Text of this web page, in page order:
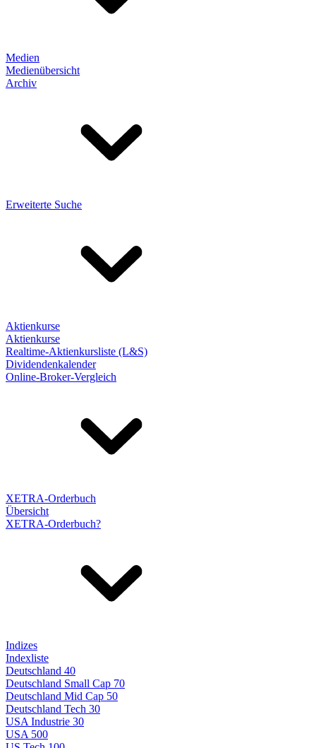
Medien
Medienübersicht
Archiv
Erweiterte Suche
Aktienkurse
Aktienkurse
Realtime-Aktienkursliste (L&S)
Dividendenkalender
Online-Broker-Vergleich
XETRA-Orderbuch
Übersicht
XETRA-Orderbuch?
Indizes
Indexliste
Deutschland 40
Deutschland Small Cap 70
Deutschland Mid Cap 50
Deutschland Tech 30
USA Industrie 30
USA 500